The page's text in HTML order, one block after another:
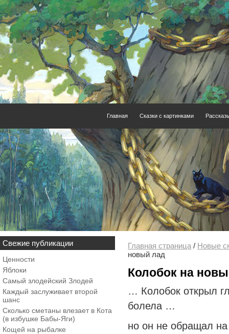
Главная Сказки с картинками
Свежие публикации
Ценности
Яблоки
Самый злодейский Злодей
Каждый заслуживает второй
шанс
Сколько сметаны влезает в Кота
(в избушке Бабы-Яги)
Кощей на рыбалке
Главная страница / Новые
новый лад
Колобок на
… Колобок открыл
болела …
но он не обращал на